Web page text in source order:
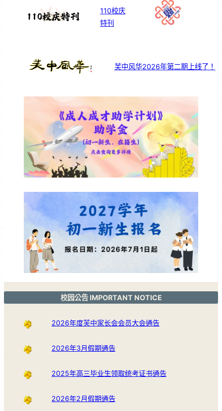
110校庆
特刊
芙中风华2026年第二期上线了！
校园公告 IMPORTANT NOTICE
2026年度芙中家长会会员大会通告
2026年3月假期通告
2025年高三毕业生领取统考证书通告
2026年2月假期通告